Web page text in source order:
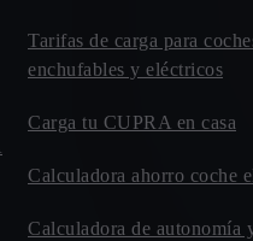
Tarifas de carga para
enchufables y eléctricos
Carga tu CUPRA en casa
Calculadora ahorro coche
Calculadora de autonomía